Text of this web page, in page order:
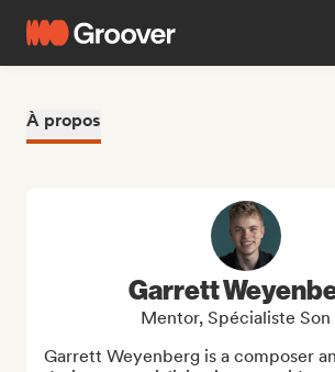
À propos
Garrett
Mentor, Spécialiste Son
Garrett Weyenberg is a composer